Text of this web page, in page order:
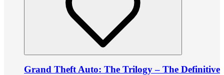
Grand Theft Auto: The Trilogy – The Definitive